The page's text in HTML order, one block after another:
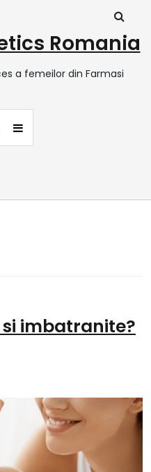
Romania
a femeilor din Farmasi
imbatranite?